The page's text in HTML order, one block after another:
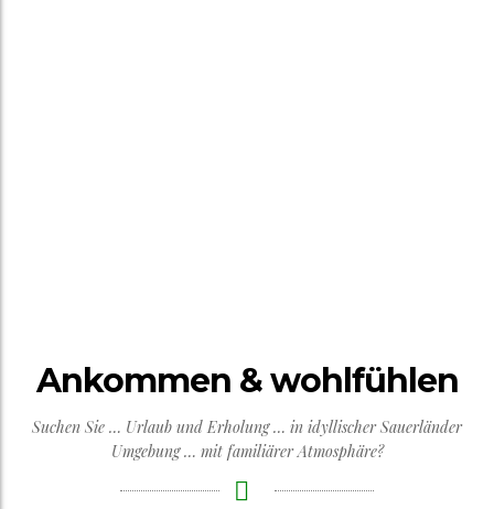
Ankommen & wohlfühlen
Suchen Sie … Urlaub und Erholung … in idyllischer Sauerländer
Umgebung … mit familiärer Atmosphäre?